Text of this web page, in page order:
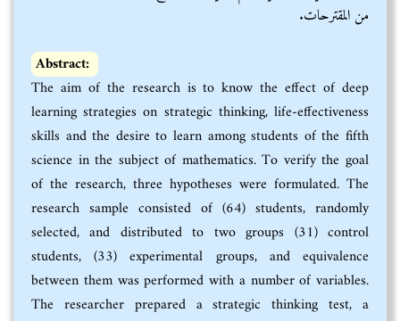
من المقترحات.
Abstract:
The aim of the research is to know the effect of deep
learning strategies on strategic thinking, life-effectiveness
skills and the desire to learn among students of the fifth
science in the subject of mathematics. To verify the goal
of the research, three hypotheses were formulated. The
research sample consisted of (64) students, randomly
selected, and distributed to two groups (31) control
students, (33) experimental groups, and equivalence
between them was performed with a number of variables.
The researcher prepared a strategic thinking test, a